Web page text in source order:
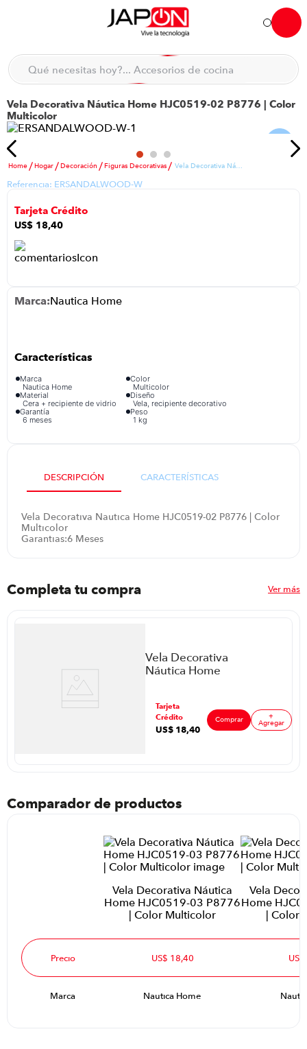
Hola... qué necesitas hoy?
Qué necesitas hoy?... Accesorios de cocina
Vela Decorativa Náutica Home HJC0519-02 P8776 | Color
Multicolor
Hogar Decoración Figuras Decorativas Vela Decorativa Náutica Home HJC0519-02 P8776 | Color Multicolor
Referencia: ERSANDALWOOD-W
Tarjeta Crédito
US$ 18,40
Nautica Home
Marca
Nautica Home
Color
Multicolor
Material
Cera + recipiente de vidrio
Diseño
Vela, recipiente decorativo
Garantía
6 meses
Peso
1 kg
DESCRIPCIÓN CARACTERÍSTICAS
Vela Decorativa Nautica Home HJC0519-02 P8776 | Color
Multicolor
Garantias:6 Meses
Completa tu compra Ver más
Vela Decorativa
Náutica Home
Multicolor
Tarjeta
Crédito
US$ 18,40
Comprar +
Agregar
Comparador de productos
Vela Decorativa Náutica
Home HJC0519-03 P8776
| Color Multicolor
Vela
Home
| Color
Precio US$ 18,40
Marca Nautica Home
TÉRMINOS MÁS BUSCADOS
1. moto
lavadora
5 . england sound parlantes
iphone